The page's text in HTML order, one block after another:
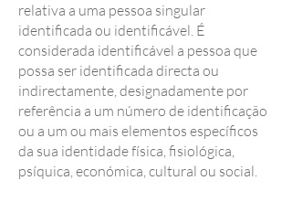
relativa a uma pessoa singular
identificada ou identificável. É
considerada identificável a pessoa que
possa ser identificada directa ou
indirectamente, designadamente por
referência a um número de identificação
ou a um ou mais elementos específicos
da sua identidade física, fisiológica,
psíquica, económica, cultural ou social.